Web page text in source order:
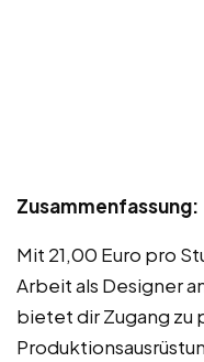
Zusammenfassung:
Mit 21,00 Euro pro
Arbeit als Designer
bietet dir Zugang zu